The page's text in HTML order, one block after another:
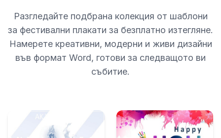
Разгледайте подбрана колекция от шаблони
за фестивални плакати за безплатно изтегляне.
Намерете креативни, модерни и живи дизайни
във формат Word, готови за следващото ви
събитие.